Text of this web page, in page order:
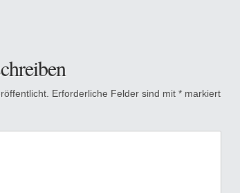
Erforderliche Felder sind mit * markiert